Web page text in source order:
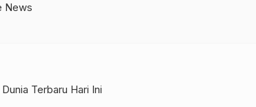
News
Terbaru Hari Ini